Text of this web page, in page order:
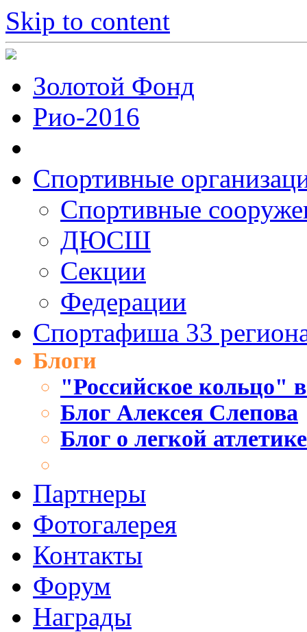
Skip to content
Золотой Фонд
Рио-2016
Спортивные
Cпортивные
ДЮСШ
Секции
Федерации
Спортафиша 33
Блоги
"Российское кольцо"
Блог Алексея Слепова
Блог о легкой
Партнеры
Фотогалерея
Контакты
Форум
Награды